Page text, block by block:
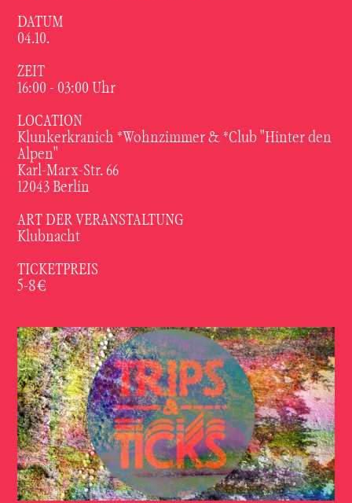
DATUM
04.10.
ZEIT
16:00 - 03:00 Uhr
LOCATION
Klunkerkranich *Wohnzimmer & *Club "Hinter den
Alpen"
Karl-Marx-Str. 66
12043 Berlin
ART DER VERANSTALTUNG
Klubnacht
TICKETPREIS
5-8€